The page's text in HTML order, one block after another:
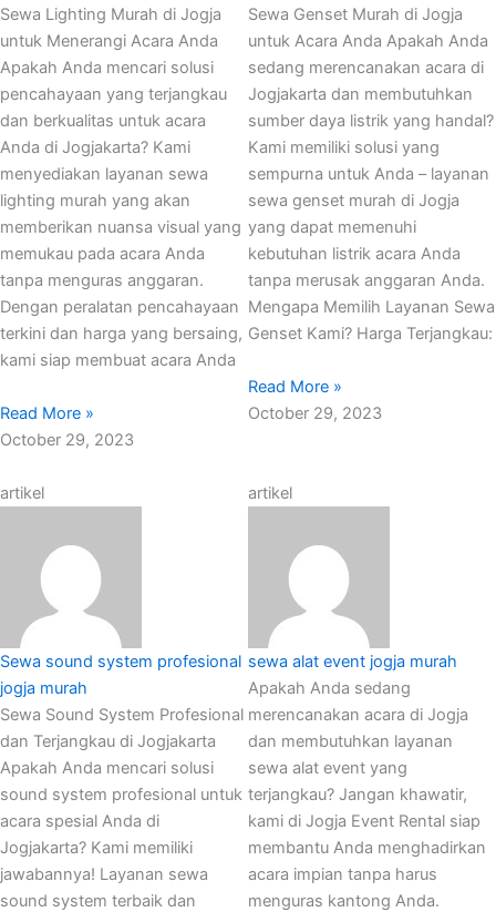
Sewa Lighting Murah di Jogja
untuk Menerangi Acara Anda
Apakah Anda mencari solusi
pencahayaan yang terjangkau
dan berkualitas untuk acara
Anda di Jogjakarta? Kami
menyediakan layanan sewa
lighting murah yang akan
memberikan nuansa visual yang
memukau pada acara Anda
tanpa menguras anggaran.
Dengan peralatan pencahayaan
terkini dan harga yang bersaing,
kami siap membuat acara Anda
Read More »
October 29, 2023
Sewa Genset Murah di Jogja
untuk Acara Anda Apakah Anda
sedang merencanakan acara di
Jogjakarta dan membutuhkan
sumber daya listrik yang handal?
Kami memiliki solusi yang
sempurna untuk Anda – layanan
sewa genset murah di Jogja
yang dapat memenuhi
kebutuhan listrik acara Anda
tanpa merusak anggaran Anda.
Mengapa Memilih Layanan Sewa
Genset Kami? Harga Terjangkau:
Read More »
October 29, 2023
artikel
Sewa sound system profesional
jogja murah
Sewa Sound System Profesional
dan Terjangkau di Jogjakarta
Apakah Anda mencari solusi
sound system profesional untuk
acara spesial Anda di
Jogjakarta? Kami memiliki
jawabannya! Layanan sewa
sound system terbaik dan
artikel
sewa alat event jogja murah
Apakah Anda sedang
merencanakan acara di Jogja
dan membutuhkan layanan
sewa alat event yang
terjangkau? Jangan khawatir,
kami di Jogja Event Rental siap
membantu Anda menghadirkan
acara impian tanpa harus
menguras kantong Anda.